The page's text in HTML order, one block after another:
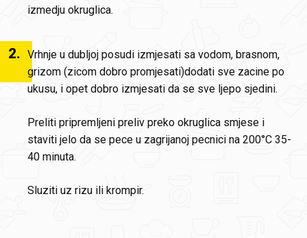
izmedju okruglica.
2. Vrhnje u dubljoj posudi izmjesati sa vodom, brasnom,
grizom (zicom dobro promjesati)dodati sve zacine po
ukusu, i opet dobro izmjesati da se sve ljepo sjedini.
Preliti pripremljeni preliv preko okruglica smjese i
staviti jelo da se pece u zagrijanoj pecnici na 200°C 35-
40 minuta.
Sluziti uz rizu ili krompir.